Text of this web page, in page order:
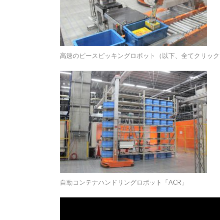
高速のピースピッキングロボット（以下、全てクリッ
自動コンテナハンドリングロボット「ACR」